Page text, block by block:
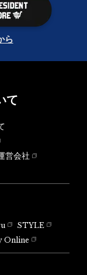
ら
て
営会社
STYLE
Online